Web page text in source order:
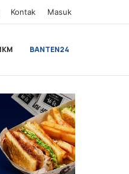
Kontak Masuk
BANTEN24